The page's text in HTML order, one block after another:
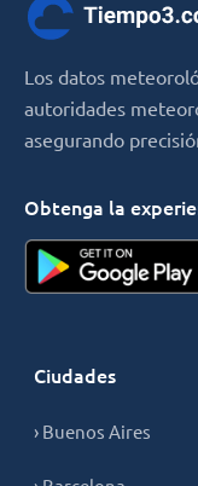
Los datos
autoridades
asegurando
Obtenga la
Ciudades
› Buenos Aires